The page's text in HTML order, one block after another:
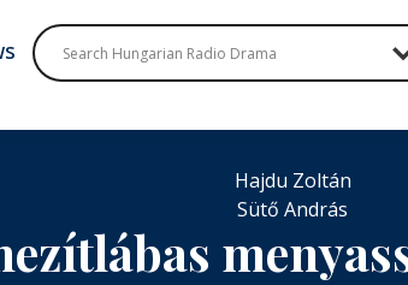
Hajdu Zoltán
Sütő András